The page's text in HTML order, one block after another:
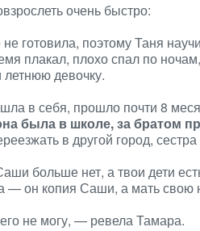
очень быстро:
готовила, поэтому Таня
плакал, плохо спал по
летнюю девочку.
в себя, прошло почти 8
была в школе, за братом
в другой город,
больше нет, а твои дети
— он копия Саши, а мать свою
не могу, — ревела Тамара.